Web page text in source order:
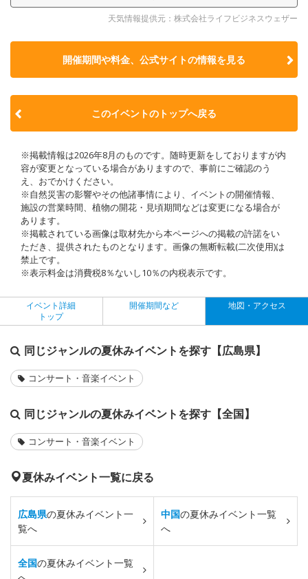
天気情報提供元：株式会社ライフビジネスウェザー
開催期間や料金、公式サイトの情報を見る
このイベントのトップへ戻る
※掲載情報は2026年8月のものです。随時更新をしておりますが内
容が変更となっている場合がありますので、事前にご確認のう
え、おでかけください。
※自然災害の影響やその他諸事情により、イベントの開催情報、
施設の営業時間、植物の開花・見頃期間などは変更になる場合が
あります。
※掲載されている画像は取材先から本ページへの掲載の許諾をい
ただき、提供されたものとなります。画像の無断転載(二次使用)は
禁止です。
※表示料金は消費税8％ないし10％の内税表示です。
イベント詳細
トップ
開催期間など 地図・アクセス
同じジャンルの夏休みイベントを探す【広島県】
コンサート・音楽イベント
同じジャンルの夏休みイベントを探す【全国】
コンサート・音楽イベント
夏休みイベント一覧に戻る
広島県の夏休みイベント一
覧へ
中国の夏休みイベント一覧
へ
全国の夏休みイベント一覧